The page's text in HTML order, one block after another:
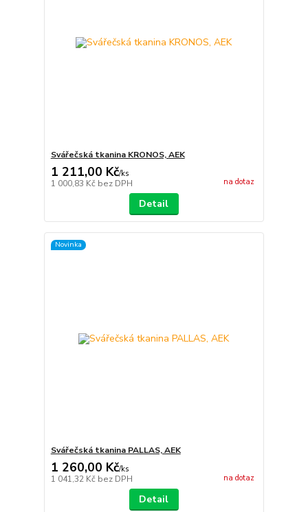
Svářečská tkanina KRONOS, AEK
1 211,00 Kč/ks
1 000,83 Kč bez DPH na dotaz
Detail
Novinka
Svářečská tkanina PALLAS, AEK
1 260,00 Kč/ks
1 041,32 Kč bez DPH na dotaz
Detail